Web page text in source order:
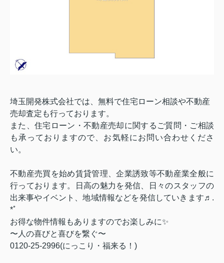
埼玉開発株式会社では、無料で住宅ローン相談や不動産
売却査定も行っております。
また、住宅ローン・不動産売却に関するご質問・ご相談
も承っておりますので、お気軽にお問い合わせくださ
い。
不動産売買を始め賃貸管理、企業誘致等不動産業全般に
行っております。日高の魅力を発信、日々のスタッフの
出来事やイベント、地域情報などを発信していきます♬ .
*ﾟ
お得な物件情報もありますのでお楽しみに✨
〜人の喜びと喜びを繋ぐ〜
0120-25-2996(にっこり・福来る！ )